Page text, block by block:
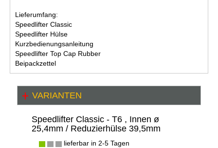
Lieferumfang:
Speedlifter Classic
Speedlifter Hülse
Kurzbedienungsanleitung
Speedlifter Top Cap Rubber
Beipackzettel
VARIANTEN
Speedlifter Classic - T6 , Innen ø
25,4mm / Reduzierhülse 39,5mm
lieferbar in 2-5 Tagen